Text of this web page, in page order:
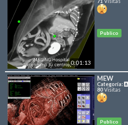
0:01:13
Publico
MEW
Categoría:
80Visitas
Publico